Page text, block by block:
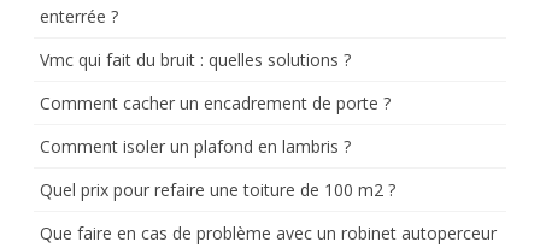
enterrée ?
Vmc qui fait du bruit : quelles solutions ?
Comment cacher un encadrement de porte ?
Comment isoler un plafond en lambris ?
Quel prix pour refaire une toiture de 100 m2 ?
Que faire en cas de problème avec un robinet autoperceur